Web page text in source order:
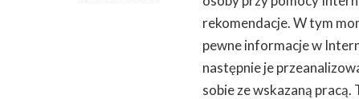
rekomendacje. W tym
pewne informacje w
następnie je
sobie ze wskazaną pracą.